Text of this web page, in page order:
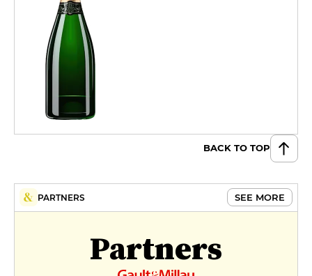
BACK TO TOP
PARTNERS SEE MORE
Partners